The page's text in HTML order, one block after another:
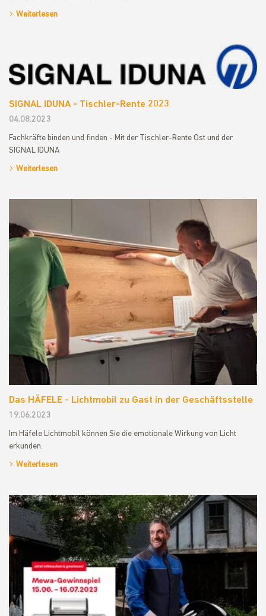
Weiterlesen
SIGNAL IDUNA - Tischler-Rente 2023
04.08.2023
Fachkräfte binden und finden - Mit der Tischler-Rente Ost und der
SIGNAL IDUNA
Weiterlesen
Das HÄFELE - Lichtmobil zu Gast in der Geschäftsstelle
19.06.2023
Im Häfele Lichtmobil können Sie die emotionale Wirkung von Licht
erkunden.
Weiterlesen